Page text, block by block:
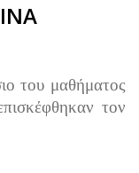
του μαθήματος
τον